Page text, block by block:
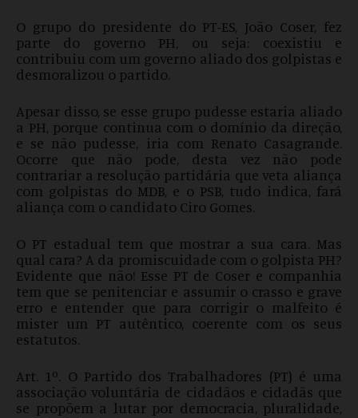
O grupo do presidente do PT-ES, João Coser, fez
parte do governo PH, ou seja: coexistiu e
contribuiu com um governo aliado dos golpistas e
desmoralizou o partido.
Apesar disso, se esse grupo pudesse estaria aliado
a PH, porque continua com o domínio da direção,
e se não pudesse, iria com Renato Casagrande.
Ocorre que não pode, desta vez não pode
contrariar a resolução partidária que veta aliança
com golpistas do MDB, e o PSB, tudo indica, fará
aliança com o candidato Ciro Gomes.
O PT estadual tem que mostrar a sua cara. Mas
qual cara? A da promiscuidade com o golpista PH?
Evidente que não! Esse PT de Coser e companhia
tem que se penitenciar e assumir o crasso e grave
erro e entender que para corrigir o malfeito é
mister um PT autêntico, coerente com os seus
estatutos.
Art. 1º. O Partido dos Trabalhadores (PT) é uma
associação voluntária de cidadãos e cidadãs que
se propõem a lutar por democracia, pluralidade,